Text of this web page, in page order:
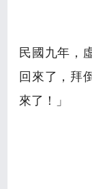
民國九年，
回來了，拜
來了！」